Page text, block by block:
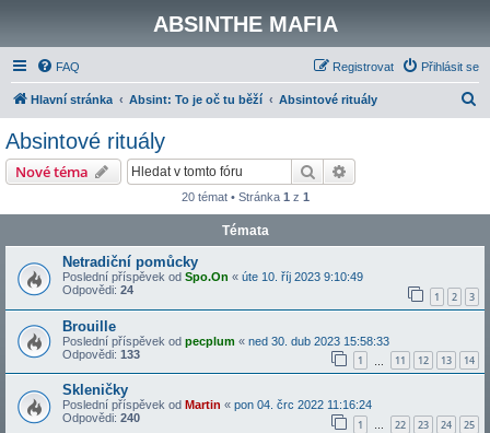
ABSINTHE MAFIA
FAQ Přihlásit se
Registrovat
Hlavní stránka Absint: To je oč tu běží Absintové rituály
Absintové rituály
Nové téma Hledat
20 témat • Stránka 1 z 1
Témata
Netradiční pomůcky
Poslední příspěvek od Spo.On « úte 10. říj 2023 9:10:49
Odpovědi: 24 1 2 3
Brouille
Poslední příspěvek od pecplum « ned 30. dub 2023 15:58:33
Odpovědi: 133 1 11 12 13 14
Skleničky
Poslední příspěvek od Martin « pon 04. črc 2022 11:16:24
Odpovědi: 240 1 … 22 23 24 25